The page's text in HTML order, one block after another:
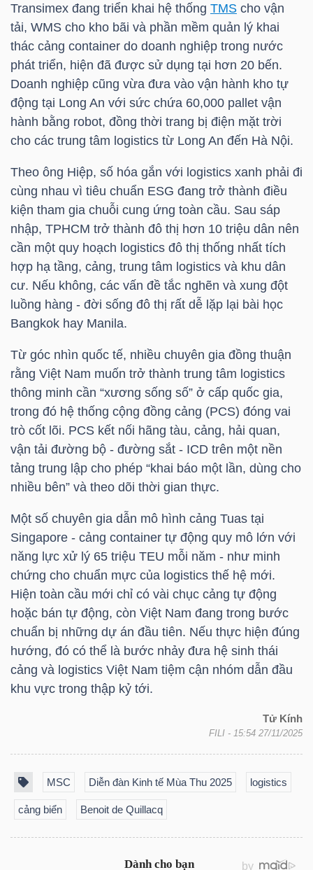
Transimex đang triển khai hệ thống TMS cho vận
tải, WMS cho kho bãi và phần mềm quản lý khai
thác cảng container do doanh nghiệp trong nước
phát triển, hiện đã được sử dụng tại hơn 20 bến.
Doanh nghiệp cũng vừa đưa vào vận hành kho tự
động tại Long An với sức chứa 60,000 pallet vận
hành bằng robot, đồng thời trang bị điện mặt trời
cho các trung tâm logistics từ Long An đến Hà Nội.
Theo ông Hiệp, số hóa gắn với logistics xanh phải đi
cùng nhau vì tiêu chuẩn ESG đang trở thành điều
kiện tham gia chuỗi cung ứng toàn cầu. Sau sáp
nhập, TPHCM trở thành đô thị hơn 10 triệu dân nên
cần một quy hoạch logistics đô thị thống nhất tích
hợp hạ tầng, cảng, trung tâm logistics và khu dân
cư. Nếu không, các vấn đề tắc nghẽn và xung đột
luồng hàng - đời sống đô thị rất dễ lặp lại bài học
Bangkok hay Manila.
Từ góc nhìn quốc tế, nhiều chuyên gia đồng thuận
rằng Việt Nam muốn trở thành trung tâm logistics
thông minh cần “xương sống số” ở cấp quốc gia,
trong đó hệ thống cộng đồng cảng (PCS) đóng vai
trò cốt lõi. PCS kết nối hãng tàu, cảng, hải quan,
vận tải đường bộ - đường sắt - ICD trên một nền
tảng trung lập cho phép “khai báo một lần, dùng cho
nhiều bên” và theo dõi thời gian thực.
Một số chuyên gia dẫn mô hình cảng Tuas tại
Singapore - cảng container tự động quy mô lớn với
năng lực xử lý 65 triệu TEU mỗi năm - như minh
chứng cho chuẩn mực của logistics thế hệ mới.
Hiện toàn cầu mới chỉ có vài chục cảng tự động
hoặc bán tự động, còn Việt Nam đang trong bước
chuẩn bị những dự án đầu tiên. Nếu thực hiện đúng
hướng, đó có thể là bước nhảy đưa hệ sinh thái
cảng và logistics Việt Nam tiệm cận nhóm dẫn đầu
khu vực trong thập kỷ tới.
Tử Kính
FILI - 15:54 27/11/2025
MSC Diễn đàn Kinh tế Mùa Thu 2025 logistics
cảng biển Benoit de Quillacq
tác
giả
(-)
Báo
cáo
phân
(-)
Thuật
ngữ
(-)
Dịch
vụ
(-)
tạo
Sách
tài
chính
Công
Truyền
thông